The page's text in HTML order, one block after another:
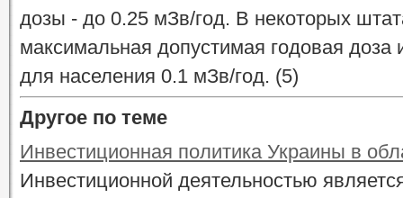
дозы - до 0.25 мЗв/год. В некоторых
максимальная допустимая годовая доза
для населения 0.1 мЗв/год. (5)
Другое по теме
Инвестиционная политика Украины в
Инвестиционной деятельностью